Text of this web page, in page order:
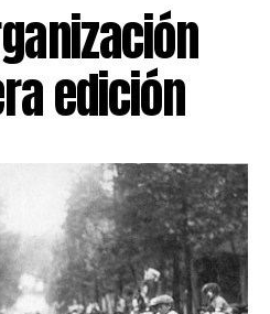
edición